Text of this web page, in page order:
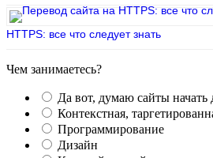
HTTPS: все что следует знать
Чем занимаетесь?
Да вот, думаю сайты начать
Контекстная,
Программирование
Дизайн